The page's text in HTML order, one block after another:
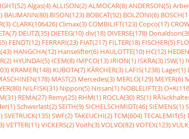
Algas(4)ALLISON(2)ALMOCAR(8)ANDERSON(5)
BAUMANN(80) BISON(123) BOBCAT(92) BOLZONI(6)
CLARK(106426)Climax(3)COMBILIFT(123)Copco(17)
DEUTZ(35) DIETEG(10)div(18) DIVERSE(178)
FENDT(12) FERRARI(23) FIAT(217) FILTER(18) FISCHER(5)
HANGCHA(12) Hanselifter(6) HAULOTTE(10) HC(12)
HYUNDAI(5) ICEM(8) IMPCO(13) IRION(1) ISKRA(3) ISW(1)
KRAMER(148) KUBOTA(7) KÃRCHER(3) LAFIS(1238) Lager(1)
MAST(2) Mercedes(3) MERLO(129) MEYER(6)
NILFISK(31) Nippon(5) Nissan(1) NOBLELIFT(3)
REMA(27) Remy(25) RHM(1) ROCLA(30) RS(1)
Schwerlast(2)SEITH(9)SICHELSCHMIDT(46)SIEMENS(1)
SVETRUCK(135)SWF(2)TAKEUCHI(2)TCM(604)TECALEMIT(5)
VETTER(11)VICKERS(2)Voith(3)VOLVO(82)VOTEX(123)